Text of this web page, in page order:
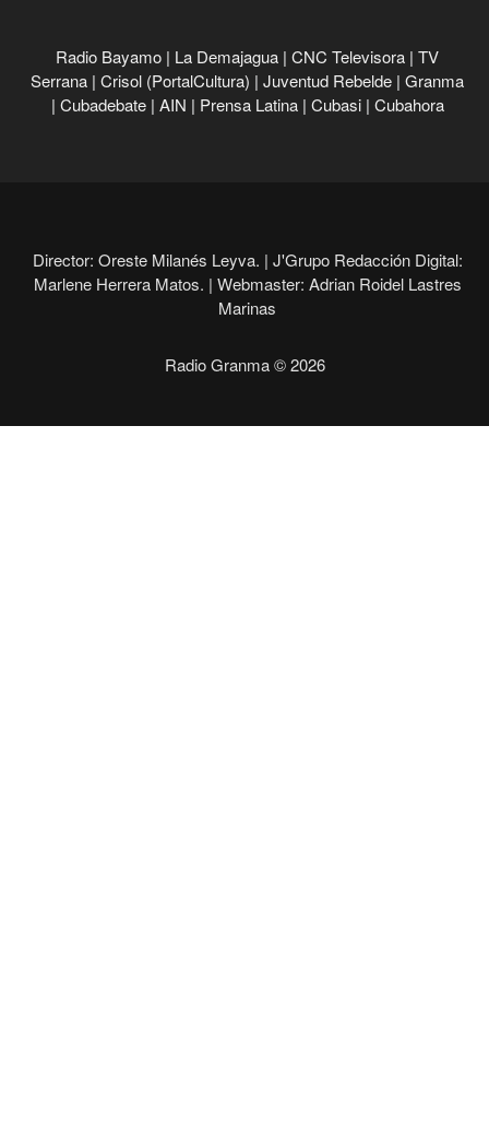
Radio Bayamo | La Demajagua | CNC Televisora | TV
Serrana | Crisol (PortalCultura) | Juventud Rebelde | Granma
| Cubadebate | AIN | Prensa Latina | Cubasi | Cubahora
Director: Oreste Milanés Leyva. | J'Grupo Redacción Digital:
Marlene Herrera Matos. | Webmaster: Adrian Roidel Lastres
Marinas
Radio Granma © 2026